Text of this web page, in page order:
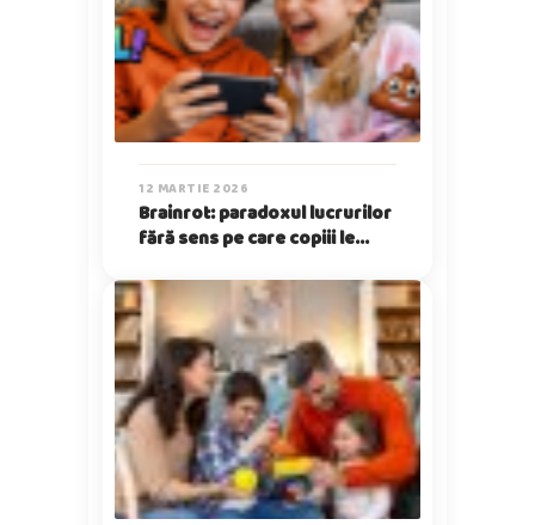
12 MARTIE 2026
Brainrot: paradoxul lucrurilor
fără sens pe care copiii le